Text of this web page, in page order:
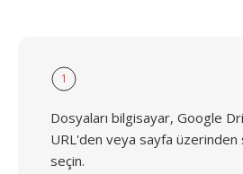
1
Dosyaları bilgisayar, Google
URL'den veya sayfa
seçin.